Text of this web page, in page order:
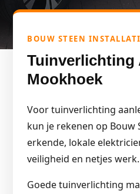
BOUW STEEN
Tuinverlichting
Mookhoek
Voor tuinverlichting
kun je rekenen op Bouw
erkende, lokale
veiligheid en netjes werk.
Goede tuinverlichting